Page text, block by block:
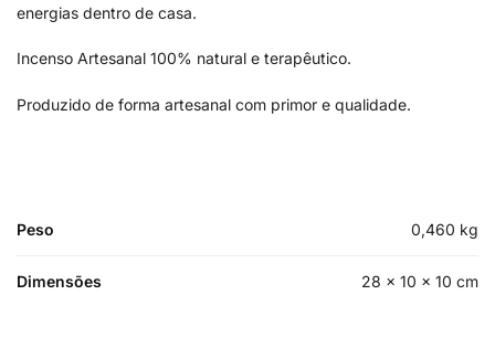
energias dentro de casa.
Incenso Artesanal 100% natural e terapêutico.
Produzido de forma artesanal com primor e qualidade.
Peso 0,460 kg
Dimensões 28 × 10 × 10 cm